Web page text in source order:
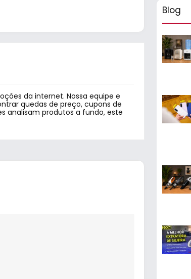
da internet. Nossa equipe e
quedas de preço, cupons de
analisam produtos a fundo, este
Blog